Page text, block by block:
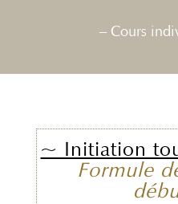
– Cours
~ Initiation
Formule